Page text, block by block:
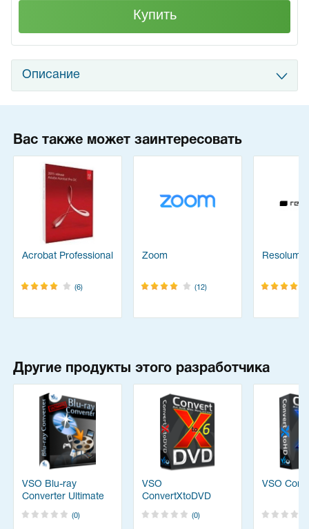
Купить
Описание
Вас также может заинтересовать
Acrobat Professional
(6)
Zoom
(12)
Resolume
Другие продукты этого разработчика
VSO Blu-ray
Converter Ultimate
(0)
VSO
ConvertXtoDVD
(0)
VSO